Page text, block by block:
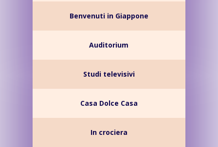
Benvenuti in Giappone
Auditorium
Studi televisivi
Casa Dolce Casa
In crociera